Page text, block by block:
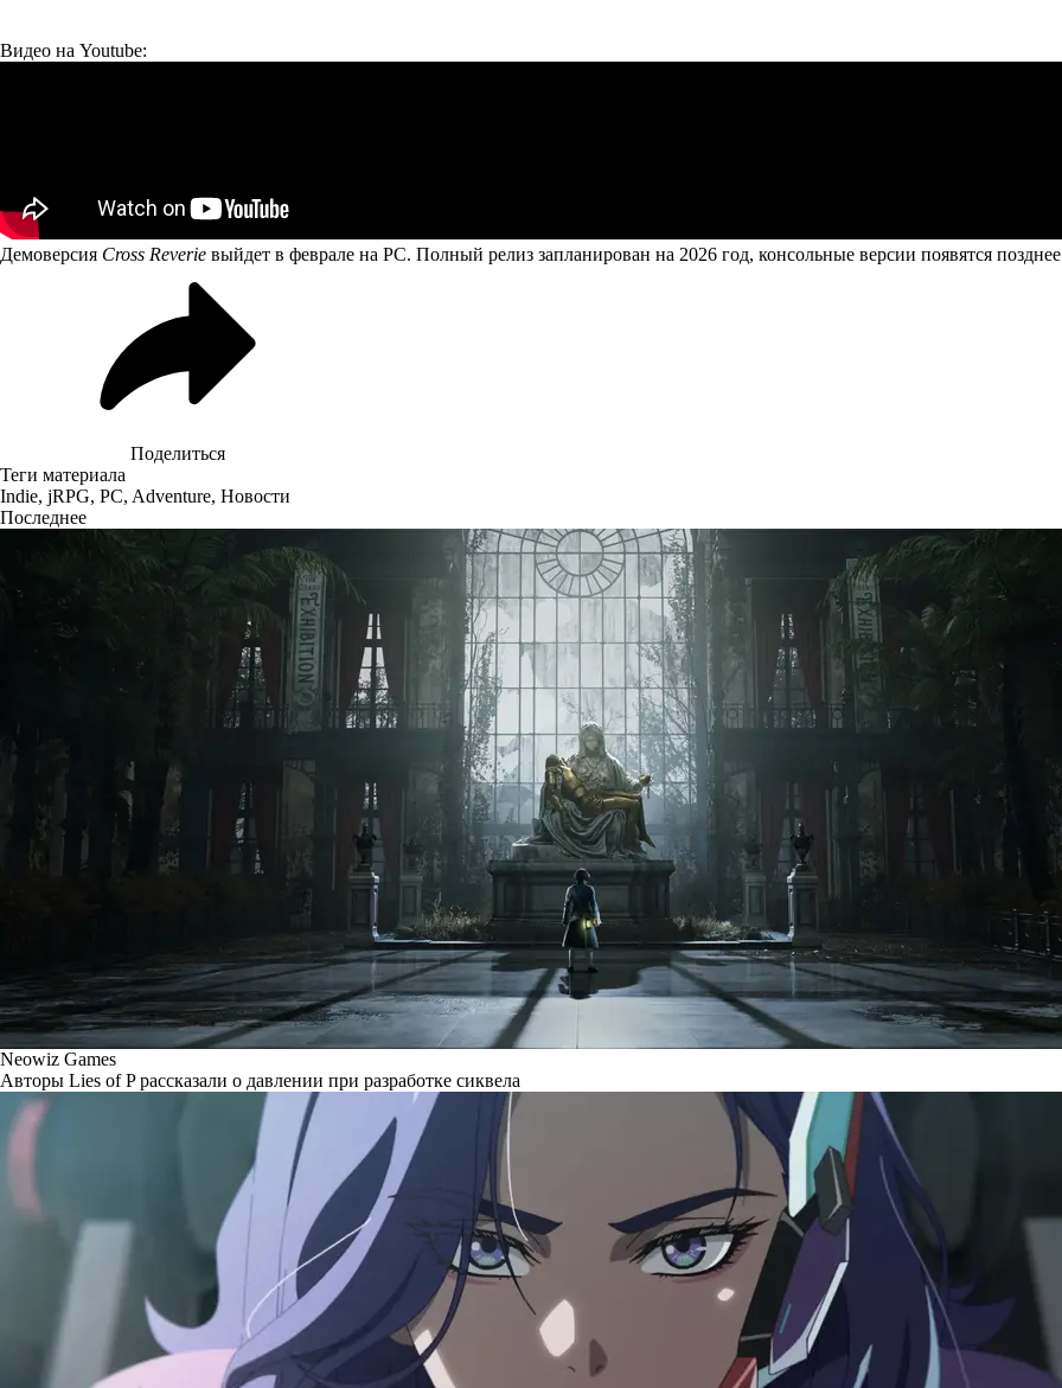
Видео на Youtube:
Демоверсия Cross Reverie выйдет в феврале на PC. Полный релиз запланирован на 2026 год, консольные версии появятся
Поделиться
Теги материала
Indie, jRPG, PC, Adventure, Новости
Последнее
Neowiz Games
Авторы Lies of P рассказали о давлении при разработке сиквела